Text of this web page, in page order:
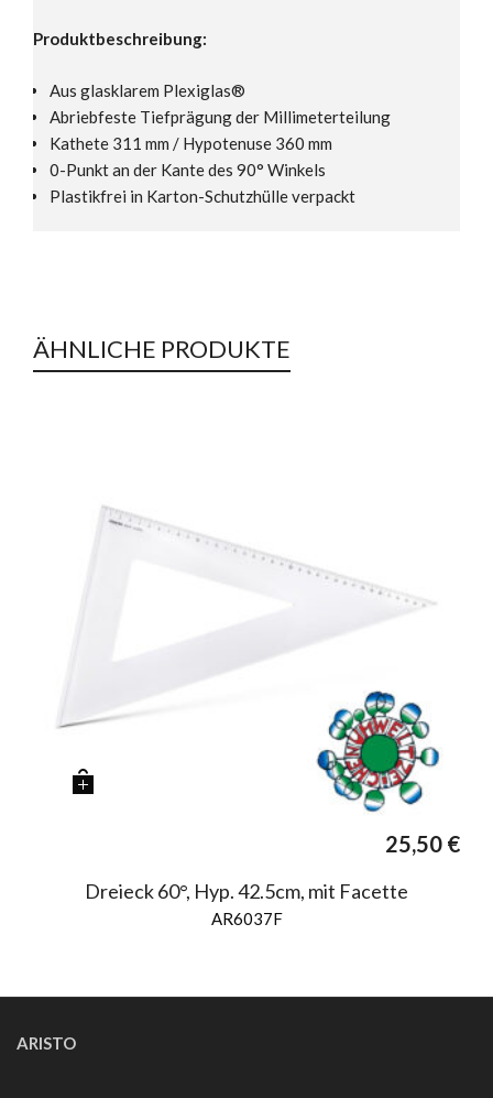
Produktbeschreibung:
Aus glasklarem Plexiglas®
Abriebfeste Tiefprägung der Millimeterteilung
Kathete 311 mm / Hypotenuse 360 mm
0-Punkt an der Kante des 90° Winkels
Plastikfrei in Karton-Schutzhülle verpackt
ÄHNLICHE PRODUKTE
25,50 €
Dreieck 60°, Hyp. 42.5cm, mit Facette
AR6037F
ARISTO